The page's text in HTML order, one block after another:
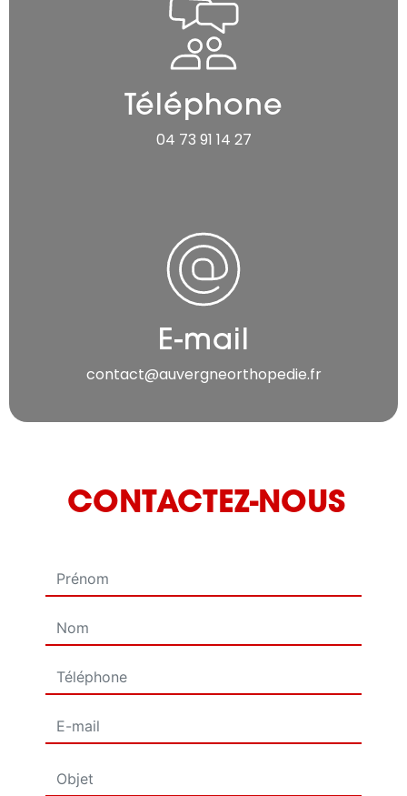
Téléphone
04 73 91 14 27
E-mail
contact@auvergneorthopedie.fr
CONTACTEZ-NOUS